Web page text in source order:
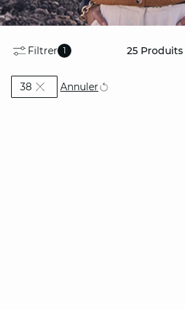
Filtrer 1 25 Produits
38Actuellement affiné par Taille: 38
Annuler